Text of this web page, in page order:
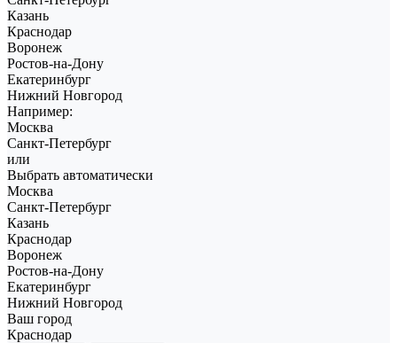
Казань
Краснодар
Воронеж
Ростов-на-Дону
Екатеринбург
Нижний Новгород
Например:
Москва
Санкт-Петербург
или
Выбрать автоматически
Москва
Санкт-Петербург
Казань
Краснодар
Воронеж
Ростов-на-Дону
Екатеринбург
Нижний Новгород
Ваш город
Краснодар